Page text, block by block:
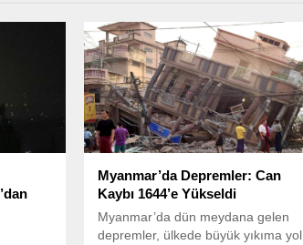
Myanmar’da Depremler: Can
Kaybı 1644’e Yükseldi
Myanmar’da dün meydana gelen
depremler, ülkede büyük yıkıma yol